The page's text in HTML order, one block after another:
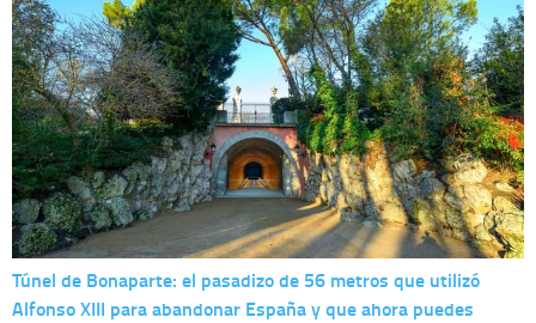
Túnel de Bonaparte: el pasadizo de 56 metros que utilizó
Alfonso XIII para abandonar España y que ahora puedes